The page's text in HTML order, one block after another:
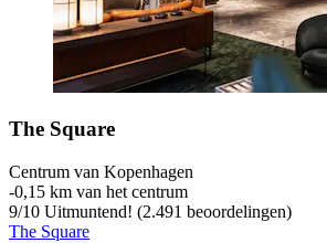
The Square
Centrum van Kopenhagen
‐0,15 km van het centrum
9/10 Uitmuntend! (2.491 beoordelingen)
The Square